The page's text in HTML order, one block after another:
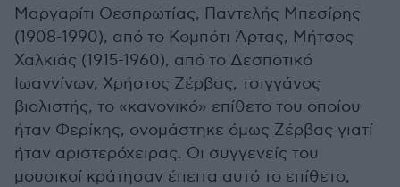
Μαργαρίτι Θεσπρωτίας, Παντελής Μπεσίρης
(1908-1990), από το Κομπότι Άρτας, Μήτσος
Χαλκιάς (1915-1960), από το Δεσποτικό
Ιωαννίνων, Χρήστος Ζέρβας, τσιγγάνος
βιολιστής, το «κανονικό» επίθετο του οποίου
ήταν Φερίκης, ονομάστηκε όμως Ζέρβας γιατί
ήταν αριστερόχειρας. Οι συγγενείς του
μουσικοί κράτησαν έπειτα αυτό το επίθετο,